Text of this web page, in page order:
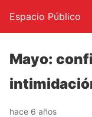
Espacio Público
Mayo:
hace 6 años